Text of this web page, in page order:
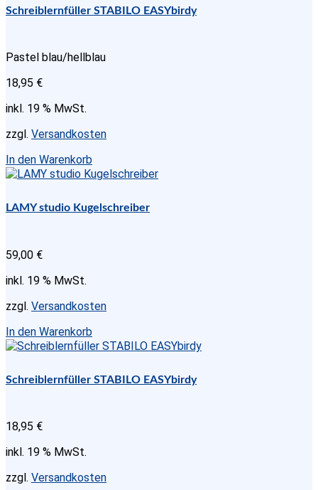
Menge
Schreiblernfüller STABILO EASYbirdy
Pastel blau/hellblau
18,95 €
inkl. 19 % MwSt.
zzgl. Versandkosten
In den Warenkorb
LAMY studio Kugelschreiber
59,00 €
inkl. 19 % MwSt.
zzgl. Versandkosten
In den Warenkorb
Schreiblernfüller STABILO EASYbirdy
18,95 €
inkl. 19 % MwSt.
zzgl. Versandkosten